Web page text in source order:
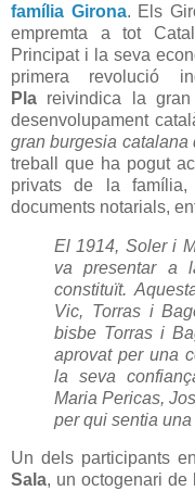
família Girona. Els
empremta a tot
Principat i la seva
primera revolució
Pla reivindica la
desenvolupament
gran burgesia catalana
treball que ha pogut
privats de la
documents notarials,
El 1914, Soler i
va presentar a
constituït.
Vic, Torras i
bisbe Torras i
aprovat per una
la seva
Maria Pericas,
per qui sentia
Un dels participants
Sala, un octogenari de